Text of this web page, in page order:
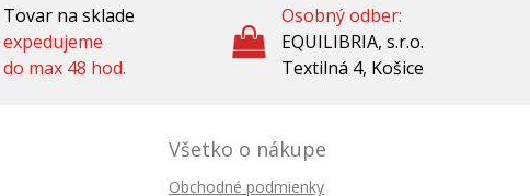
Tovar na sklade
expedujeme
do max 48 hod.
Osobný odber:
EQUILIBRIA, s.r.o.
Textilná 4, Košice
Všetko o nákupe
Obchodné podmienky